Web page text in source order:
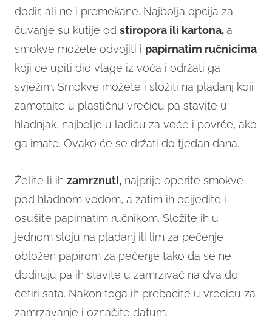
dodir, ali ne i premekane. Najbolja opcija za
čuvanje su kutije od stiropora ili kartona,a
smokve možete odvojiti i papirnatim ručnicima
koji će upiti dio vlage iz voća i održati ga
svježim. Smokve možete i složiti na pladanj koji
zamotajte u plastičnu vrećicu pa stavite u
hladnjak, najbolje u ladicu za voće i povrće, ako
ga imate. Ovako će se držati do tjedan dana.
Želite li ih zamrznuti, najprije operite smokve
pod hladnom vodom, a zatim ih ocijedite i
osušite papirnatim ručnikom. Složite ih u
jednom sloju na pladanj ili lim za pečenje
obložen papirom za pečenje tako da se ne
dodiruju pa ih stavite u zamrzivač na dva do
četiri sata. Nakon toga ih prebacite u vrećicu za
zamrzavanje i označite datum.